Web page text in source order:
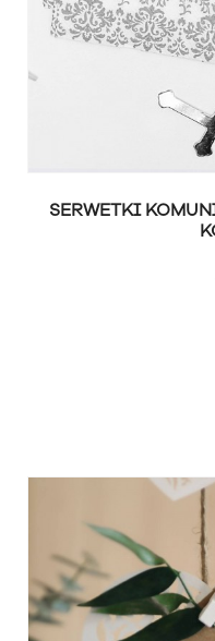
SERWETKI